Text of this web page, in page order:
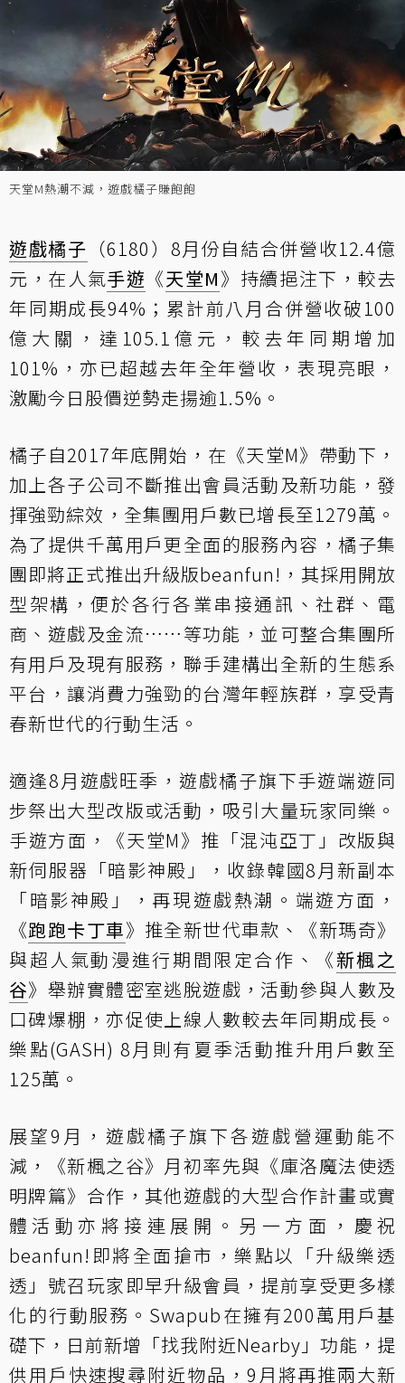
天堂M熱潮不減，遊戲橘子賺飽飽
遊戲橘子 （6180）8月份自結合併營收12.4億
元，在人氣手遊 《天堂M》持續挹注下，較去
年同期成長94%；累計前八月合併營收破100
億大關，達105.1億元，較去年同期增加
101%，亦已超越去年全年營收，表現亮眼，
激勵今日股價逆勢走揚逾1.5%。
橘子自2017年底開始，在《天堂M》帶動下，
加上各子公司不斷推出會員活動及新功能，發
揮強勁綜效，全集團用戶數已增長至1279萬。
為了提供千萬用戶更全面的服務內容，橘子集
團即將正式推出升級版beanfun!，其採用開放
型架構，便於各行各業串接通訊、社群、電
商、遊戲及金流……等功能，並可整合集團所
有用戶及現有服務，聯手建構出全新的生態系
平台，讓消費力強勁的台灣年輕族群，享受青
春新世代的行動生活。
適逢8月遊戲旺季，遊戲橘子旗下手遊端遊同
步祭出大型改版或活動，吸引大量玩家同樂。
手遊方面，《天堂M》推「混沌亞丁」改版與
新伺服器「暗影神殿」，收錄韓國8月新副本
「暗影神殿」，再現遊戲熱潮。端遊方面，
《跑跑卡丁車》推全新世代車款、《新瑪奇》
與超人氣動漫進行期間限定合作、《新楓之
谷》舉辦實體密室逃脫遊戲，活動參與人數及
口碑爆棚，亦促使上線人數較去年同期成長。
樂點(GASH) 8月則有夏季活動推升用戶數至
125萬。
展望9月，遊戲橘子旗下各遊戲營運動能不
減，《新楓之谷》月初率先與《庫洛魔法使透
明牌篇》合作，其他遊戲的大型合作計畫或實
體活動亦將接連展開。另一方面，慶祝
beanfun!即將全面搶市，樂點以「升級樂透
透」號召玩家即早升級會員，提前享受更多樣
化的行動服務。Swapub在擁有200萬用戶基
礎下，日前新增「找我附近Nearby」功能，提
供用戶快速搜尋附近物品，9月將再推兩大新